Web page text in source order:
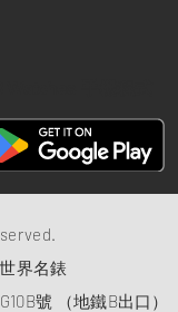
界名錶
號 （地鐵B出口）